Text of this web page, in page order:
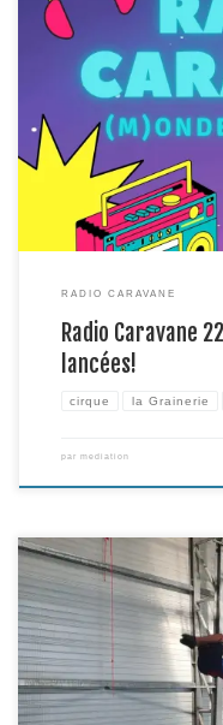
Vous avez entre 18 et 30
d’expérience favorisant
rejoindre Radio Caravane /
croisée de l’éducation aux
communication menée
RADIO CARAVANE
Radio Caravane
lancées!
cirque la Grainerie
par mediation
Dernières sessions de
Envol en salle
l’EPIDE (établissement pour
semaines avant la pause